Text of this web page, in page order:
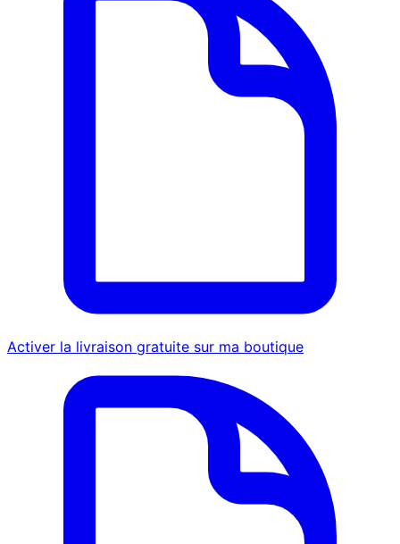
Activer la livraison gratuite sur ma boutique